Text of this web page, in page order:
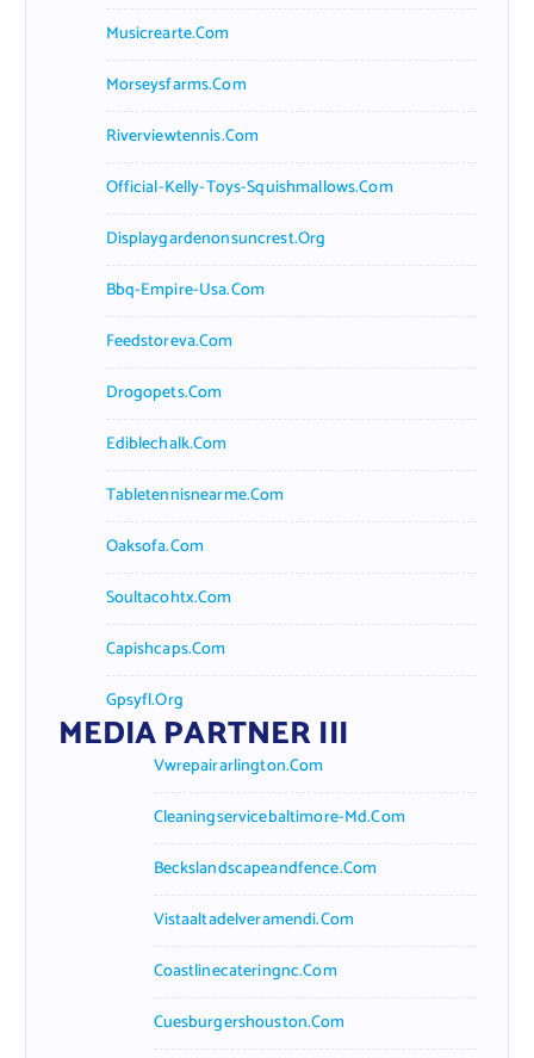
Musicrearte.com
Morseysfarms.com
Riverviewtennis.com
Official-Kelly-Toys-Squishmallows.com
Displaygardenonsuncrest.org
Bbq-Empire-Usa.com
Feedstoreva.com
Drogopets.com
Ediblechalk.com
Tabletennisnearme.com
Oaksofa.com
Soultacohtx.com
Capishcaps.com
Gpsyfl.org
MEDIA PARTNER III
Vwrepairarlington.com
Cleaningservicebaltimore-Md.com
Beckslandscapeandfence.com
Vistaaltadelveramendi.com
Coastlinecateringnc.com
Cuesburgershouston.com